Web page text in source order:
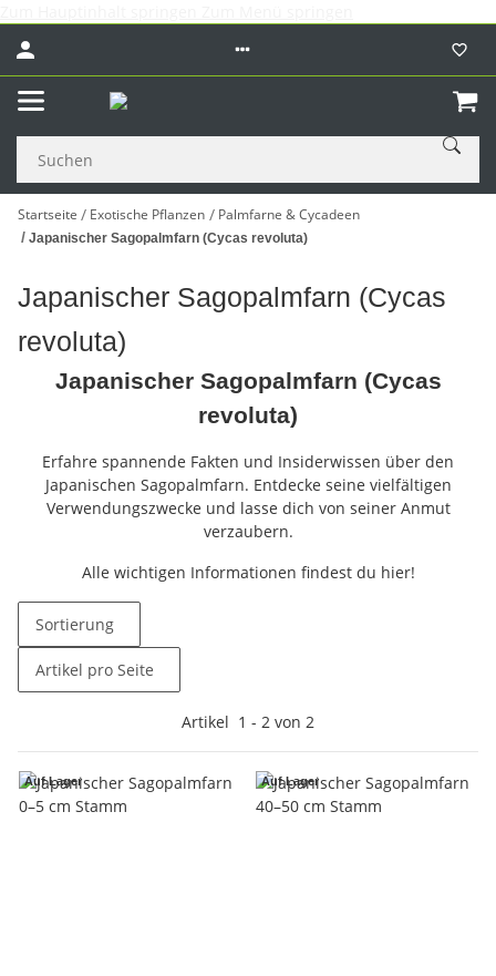
Startseite Exotische Pflanzen Palmfarne & Cycadeen
Japanischer Sagopalmfarn (Cycas revoluta)
Japanischer Sagopalmfarn (Cycas
revoluta)
Japanischer Sagopalmfarn (Cycas
revoluta)
Erfahre spannende Fakten und Insiderwissen über den
Japanischen Sagopalmfarn. Entdecke seine vielfältigen
Verwendungszwecke und lasse dich von seiner Anmut
verzaubern.
Alle wichtigen Informationen findest du hier!
Sortierung
Artikel pro Seite
Artikel 1 - 2 von 2
Auf Lager Auf Lager